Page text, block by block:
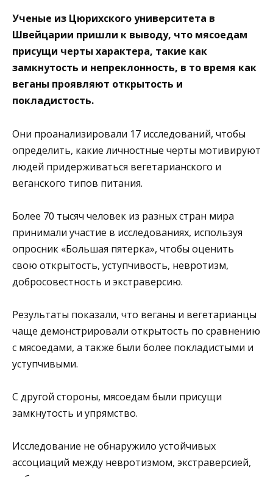
Ученые из Цюрихского университета в
Швейцарии пришли к выводу, что мясоедам
присущи черты характера, такие как
замкнутость и непреклонность, в то время как
веганы проявляют открытость и
покладистость.
Они проанализировали 17 исследований, чтобы
определить, какие личностные черты мотивируют
людей придерживаться вегетарианского и
веганского типов питания.
Более 70 тысяч человек из разных стран мира
принимали участие в исследованиях, используя
опросник «Большая пятерка», чтобы оценить
свою открытость, уступчивость, невротизм,
добросовестность и экстраверсию.
Результаты показали, что веганы и вегетарианцы
чаще демонстрировали открытость по сравнению
с мясоедами, а также были более покладистыми и
уступчивыми.
С другой стороны, мясоедам были присущи
замкнутость и упрямство.
Исследование не обнаружило устойчивых
ассоциаций между невротизмом, экстраверсией,